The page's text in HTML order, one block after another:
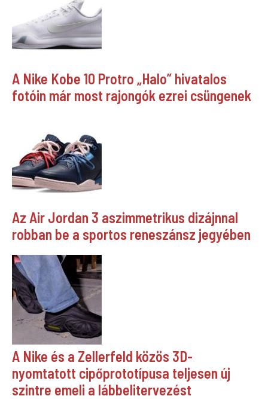
A Nike Kobe 10 Protro „Halo” hivatalos
fotóin már most rajongók ezrei csüngenek
Az Air Jordan 3 aszimmetrikus dizájnnal
robban be a sportos reneszánsz jegyében
A Nike és a Zellerfeld közös 3D-
nyomtatott cipőprototípusa teljesen új
szintre emeli a lábbelitervezést